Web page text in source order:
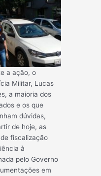
a ação, o
Militar, Lucas
a maioria dos
e os que
dúvidas,
de hoje, as
fiscalização
à
pelo Governo
em